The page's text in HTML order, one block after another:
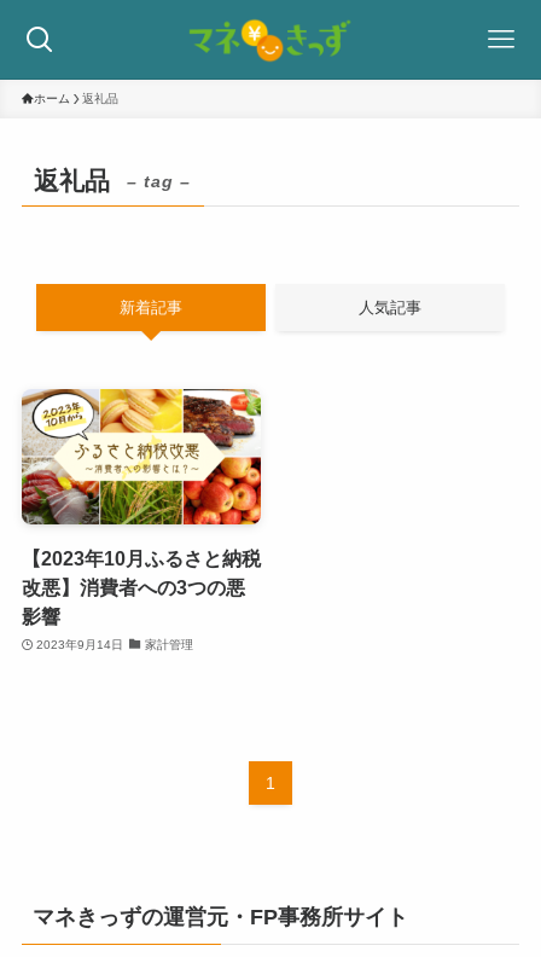
ホーム 返礼品
返礼品 – tag –
新着記事 人気記事
【2023年10月ふるさと納税
改悪】消費者への3つの悪
影響
2023年9月14日 家計管理
1
マネきっずの運営元・FP事務所サイト